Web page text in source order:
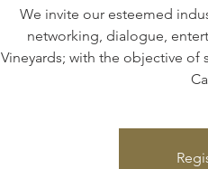
We invite our esteemed
networking, dialogue,
Vineyards; with the objective